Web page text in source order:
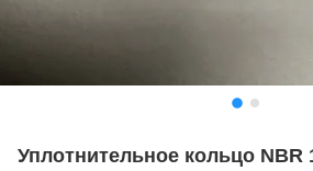
Уплотнительное кольцо NBR